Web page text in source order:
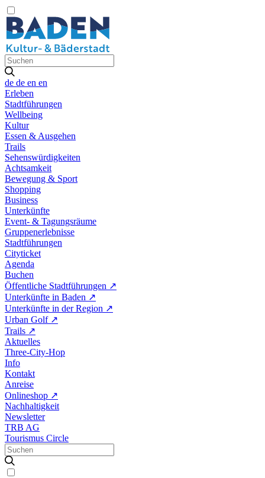
de de en en
Erleben
Stadtführungen
Wellbeing
Kultur
Essen & Ausgehen
Trails
Sehenswürdigkeiten
Achtsamkeit
Bewegung & Sport
Shopping
Business
Unterkünfte
Event- & Tagungsräume
Gruppenerlebnisse
Stadtführungen
Cityticket
Agenda
Buchen
Öffentliche Stadtführungen ↗
Unterkünfte in Baden ↗
Unterkünfte in der Region ↗
Urban Golf ↗
Trails ↗
Aktuelles
Three-City-Hop
Info
Kontakt
Anreise
Onlineshop ↗
Nachhaltigkeit
Newsletter
TRB AG
Tourismus Circle